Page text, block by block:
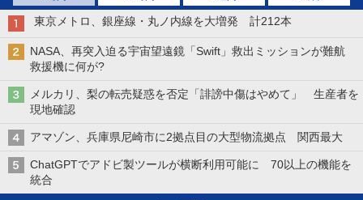
東京メトロ、銀座線・丸ノ内線を大増発 計212本
NASA、再突入迫る宇宙望遠鏡「Swift」救出ミッションが難航
救援機に何が?
メルカリ、梨の転売疑惑を否定「誹謗中傷はやめて」 生産者を
現地確認
アマゾン、兵庫県尼崎市に2拠点目の大型物流拠点 関西最大
ChatGPTでアドビ製ツールが横断利用可能に 70以上の機能を
統合